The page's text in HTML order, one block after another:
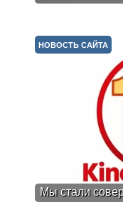
Мы стали
НОВОСТЬ САЙТА